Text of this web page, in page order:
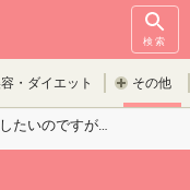
検索
・ダイエット その他
たいのですが…